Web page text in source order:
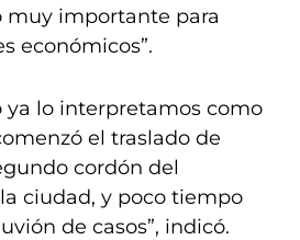
muy importante para
económicos”.
ya lo interpretamos como
el traslado de
cordón del
ciudad, y poco tiempo
de casos”, indicó.